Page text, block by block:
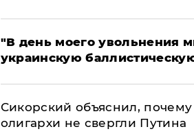
​"В день моего увольнения
украинскую
Сикорский объяснил,
олигархи не свергли Путина